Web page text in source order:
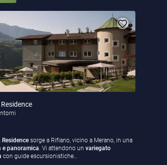
sorge a Rifiano, vicino a Merano, in una
e panoramica. Vi attendono un variegato
con guide escursionistiche…